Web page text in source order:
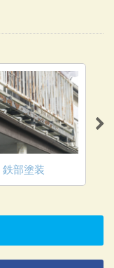
鉄部塗装